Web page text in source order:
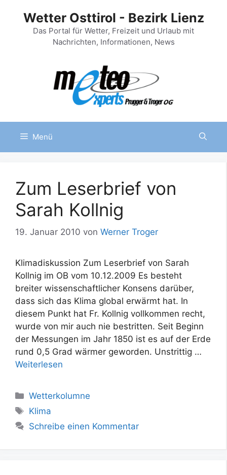
springen
Wetter Osttirol - Bezirk Lienz
Das Portal für Wetter, Freizeit und Urlaub mit
Nachrichten, Informationen, News
Menü
Zum Leserbrief von
Sarah Kollnig
19. Januar 2010 von Werner Troger
Klimadiskussion Zum Leserbrief von Sarah
Kollnig im OB vom 10.12.2009 Es besteht
breiter wissenschaftlicher Konsens darüber,
dass sich das Klima global erwärmt hat. In
diesem Punkt hat Fr. Kollnig vollkommen recht,
wurde von mir auch nie bestritten. Seit Beginn
der Messungen im Jahr 1850 ist es auf der Erde
rund 0,5 Grad wärmer geworden. Unstrittig …
Weiterlesen
Kategorien
Wetterkolumne
Schlagwörter
Klima
Schreibe einen Kommentar